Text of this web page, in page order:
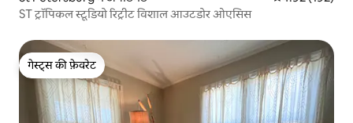
ST ट्रॉपिकल स्टूडियो रिट्रीट विशाल आउटडोर ओएसिस
गेस्ट्स की फ़ेवरेट
गेस्ट्स की फ़ेवरेट